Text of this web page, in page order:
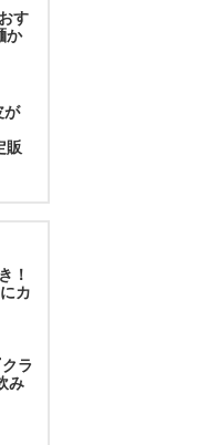
す
か
が
販
！
カ
ラ
み